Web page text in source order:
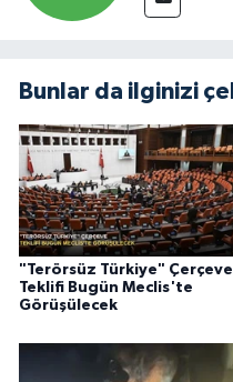
Bunlar da ilginizi
"Terörsüz Türkiye" Çerçeve
Teklifi Bugün Meclis'te
Görüşülecek